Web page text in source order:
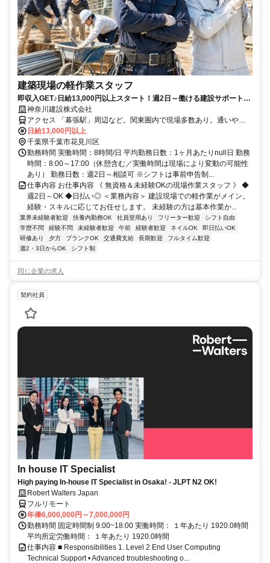
建築現場の軽作業スタッフ
即収入GET♪日給13,000円以上スタート！週2日～働ける建設サポートス
タッフ募集★
神奈川建設株式会社
アクセス 「幕張駅」周辺など。関東圏内で現場多数あり。通いやす
いエリアでお仕事が可能です。
日給13,000円以上
千葉県千葉市花見川区
勤務時間 実働時間：8時間/日 平均勤務日数：1ヶ月あたりnull日 勤務
時間：8:00～17:00（休憩含む／実働時間は現場により変動の可能性
あり） 勤務日数：週2日～相談可 ※シフトは事前申告制...
仕事内容 お仕事内容 《 無資格＆未経験OKの現場作業スタッフ 》 ◆
週2日～OK ◆日払い◎ ＜業務内容＞ 建設現場での軽作業がメイン。
経験・スキルに応じてお任せします。 未経験の方は基本作業か...
業界未経験者歓迎 扶養内勤務OK 社員登用あり フリーター歓迎
シフト自由
学歴不問
経験不問 未経験者歓迎 午前 経験者歓迎 ネイルOK
即日払いOK
研修あり
夕方 ブランクOK 交通費支給 長期歓迎
フルタイム歓迎
週2・3日からOK
シフト制
同じ企業の求人
契約社員
In house IT Specialist
High paying In-house IT Specialist in Osaka! - JLPT N2 OK!
Robert Walters Japan
フルリモート
年俸6,000,000円～7,000,000円
勤務時間 固定時間制 9:00~18:00 実働時間： １年あたり 1920.0時間
平均所定労働時間： １年あたり 1920.0時間
仕事内容 ■ Responsibilities 1. Level 2 End User Computing
Technical Support • Advanced troubleshooting o...